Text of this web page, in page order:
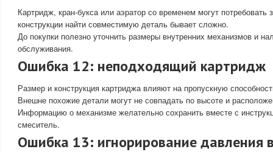
Картридж, кран-букса или аэратор со временем могут
конструкции найти совместимую деталь бывает сложно.
До покупки полезно уточнить размеры внутренних механизмов и
обслуживания.
Ошибка 12: неподходящий картридж
Размер и конструкция картриджа влияют на пропускную
Внешне похожие детали могут не совпадать по высоте и
Информацию о механизме желательно сохранить вместе с
смеситель.
Ошибка 13: игнорирование давления